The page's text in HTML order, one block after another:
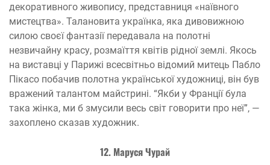
декоративного живопису, представниця «наївного
мистецтва». Талановита українка, яка дивовижною
силою своєї фантазії передавала на полотні
незвичайну красу, розмаїття квітів рідної землі. Якось
на виставці у Парижі всесвітньо відомий митець Пабло
Пікасо побачив полотна української художниці, він був
вражений талантом майстрині. “Якби у Франції була
така жінка, ми б змусили весь світ говорити про неї”, —
захоплено сказав художник.
12. Маруся Чурай